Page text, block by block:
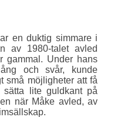
en duktig simmare i
av 1980-talet avled
gammal. Under hans
och svår, kunde
små möjligheter att få
sätta lite guldkant på
när Måke avled, av